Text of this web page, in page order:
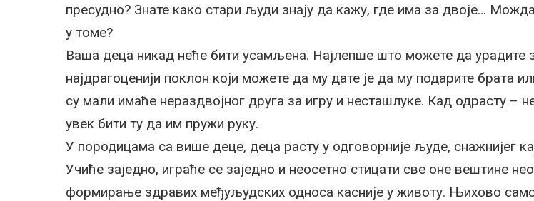
пресудно? Знате како стари људи знају да кажу, где има за двоје…
у томе?
Ваша деца никад неће бити усамљена. Најлепше што можете да урадите
најдрагоценији поклон који можете да му дате је да му подарите брата
су мали имаће нераздвојног друга за игру и несташлуке. Кад одрасту –
увек бити ту да им пружи руку.
У породицама са више деце, деца расту у одговорније људе, снажнијег
Учиће заједно, играће се заједно и неосетно стицати све оне вештине
формирање здравих међуљудских односа касније у животу. Њихово